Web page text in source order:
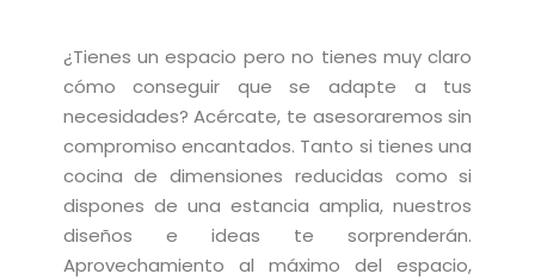
¿Tienes un espacio pero no tienes muy claro
cómo conseguir que se adapte a tus
necesidades? Acércate, te asesoraremos sin
compromiso encantados. Tanto si tienes una
cocina de dimensiones reducidas como si
dispones de una estancia amplia, nuestros
diseños e ideas te sorprenderán.
Aprovechamiento al máximo del espacio,